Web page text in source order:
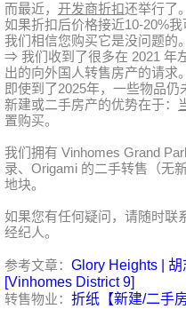
而最近， 开发商折扣还举行了。
如果折扣后价格接近10-20%我
我们相信您购买它是没问题的。
⇒ 我们收到了很多在 2021 年
出的向外国人转售房产的请求。
即使到了2025年，一些物品仍
新建或二手房产的优势在于：
置购买。
我们拥有 Vinhomes Grand
录、Origami 的二手转售（无
地块。
如果您有任何疑问，请随时联
经纪人。
参考文章： Glory Heights | 胡
[Vinhomes District 9]
转售物业： 折纸【新建/二手